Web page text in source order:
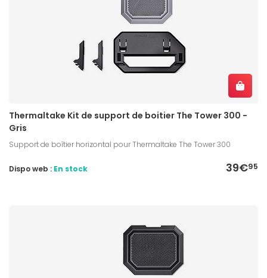
Thermaltake Kit de support de boitier The Tower 300 -
Gris
Support de boîtier horizontal pour Thermaltake The Tower 300
39€95
Dispo web : En stock